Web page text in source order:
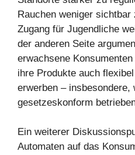
Rauchen weniger sichtbar
Zugang für Jugendliche
der anderen Seite
erwachsene
ihre Produkte auch
erwerben – insbesondere,
gesetzeskonform
Ein weiterer
Automaten auf das